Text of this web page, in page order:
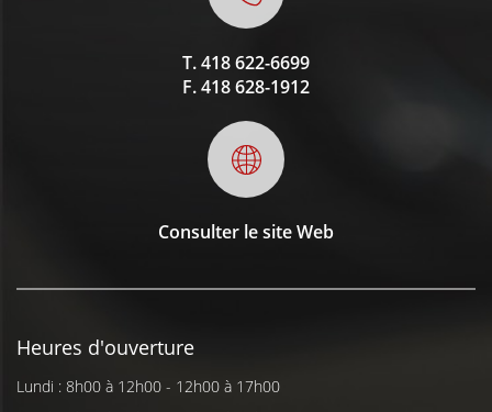
T.418 622-6699
F.418 628-1912
Consulter le site Web
Heures d'ouverture
Lundi : 8h00 à 12h00 - 12h00 à 17h00